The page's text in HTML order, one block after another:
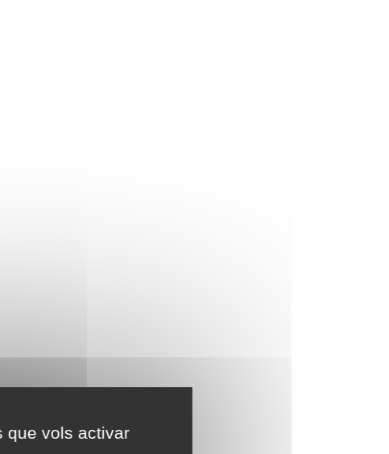
que vols activar